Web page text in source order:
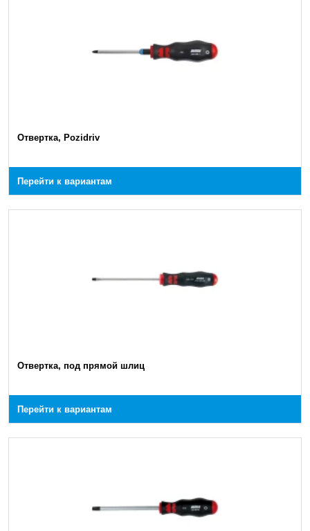
Отвертка, Pozidriv
Перейти к вариантам
Отвертка, под прямой шлиц
Перейти к вариантам